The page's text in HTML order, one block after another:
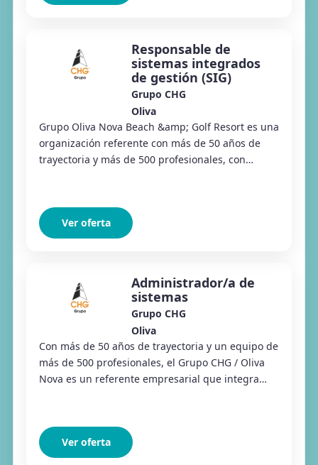
Responsable de
sistemas integrados
de gestión (SIG)
Grupo CHG
Oliva
Grupo Oliva Nova Beach &amp; Golf Resort es una
organización referente con más de 50 años de
trayectoria y más de 500 profesionales, con
Ver oferta
Administrador/a de
sistemas
Grupo CHG
Oliva
Con más de 50 años de trayectoria y un equipo de
más de 500 profesionales, el Grupo CHG / Oliva
Nova es un referente empresarial que integra
Ver oferta